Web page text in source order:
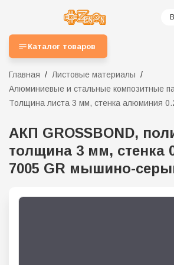
Каталог товаров
Главная
Листовые материалы
Алюминиевые и стальные композитные
Толщина листа 3 мм, стенка алюминия
АКП GROSSBOND,
толщина 3 мм, стенка
7005 GR мышино-